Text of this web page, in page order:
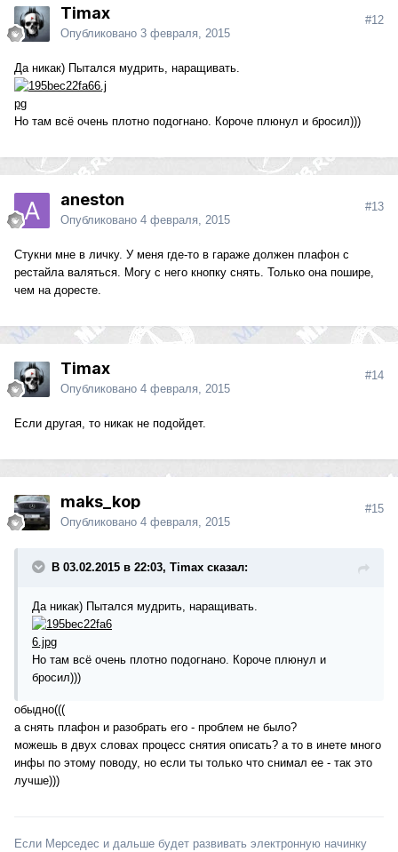
Timax
Опубликовано 3 февраля, 2015
#12
Да никак) Пытался мудрить, наращивать.
Но там всё очень плотно подогнано. Короче плюнул и бросил)))
aneston
Опубликовано 4 февраля, 2015
#13
Стукни мне в личку. У меня где-то в гараже должен плафон с
рестайла валяться. Могу с него кнопку снять. Только она пошире,
чем на доресте.
Timax
Опубликовано 4 февраля, 2015
#14
Если другая, то никак не подойдет.
maks_kop
Опубликовано 4 февраля, 2015
#15
В 03.02.2015 в 22:03, Timax сказал:
Да никак) Пытался мудрить, наращивать.
Но там всё очень плотно подогнано. Короче плюнул и
бросил)))
обыдно(((
а снять плафон и разобрать его - проблем не было?
можешь в двух словах процесс снятия описать? а то в инете много
инфы по этому поводу, но если ты только что снимал ее - так это
лучше)))
Если Мерседес и дальше будет развивать электронную начинку